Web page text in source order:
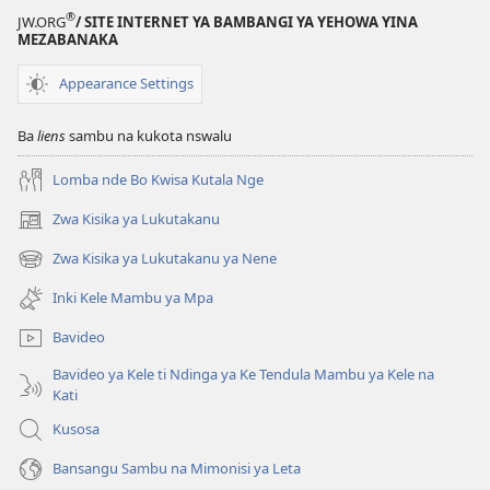
JW.ORG®/ SITE INTERNET YA BAMBANGI YA YEHOWA YINA
MEZABANAKA
Appearance Settings
Balienssambu na kukota nswalu
Lomba nde Bo Kwisa Kutala Nge
Zwa Kisika ya Lukutakanu
(ke
kangula
lutiti
ya
mpa)
Zwa Kisika ya Lukutakanu ya Nene
(ke
kangula
lutiti
ya
mpa)
Inki Kele Mambu ya Mpa
Bavideo
Bavideo ya Kele ti Ndinga ya Ke Tendula Mambu ya Kele na
Kati
Kusosa
Bansangu Sambu na Mimonisi ya Leta